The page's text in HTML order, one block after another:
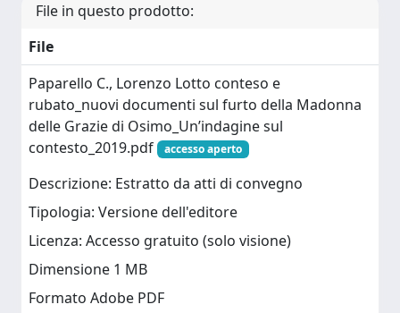
File in questo prodotto:
File
Paparello C., Lorenzo Lotto conteso e
rubato_nuovi documenti sul furto della Madonna
delle Grazie di Osimo_Un’indagine sul
contesto_2019.pdf
accesso aperto
Descrizione: Estratto da atti di convegno
Tipologia: Versione dell'editore
Licenza: Accesso gratuito (solo visione)
Dimensione 1 MB
Formato Adobe PDF